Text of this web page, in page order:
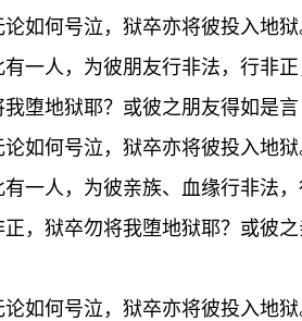
如何号泣，狱卒亦将彼投入地狱
一人，为彼朋友行非法，行非
堕地狱耶？或彼之朋友得如是
如何号泣，狱卒亦将彼投入地狱
一人，为彼亲族、血缘行非法
，狱卒勿将我堕地狱耶？或彼
如何号泣，狱卒亦将彼投入地狱